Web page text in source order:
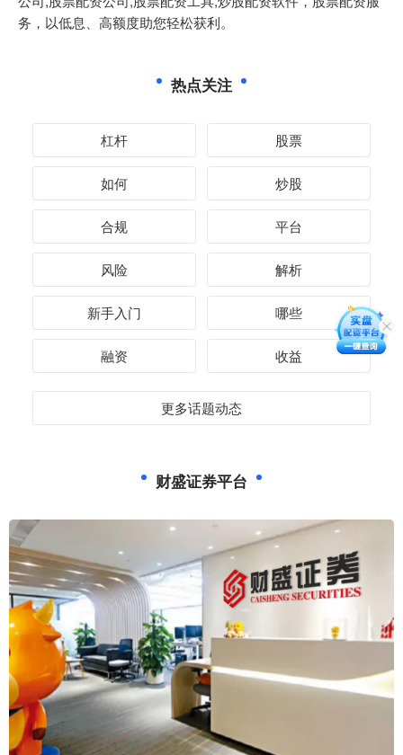
务，以低息、高额度助您轻松获利。
热点关注
杠杆 股票
如何 炒股
合规 平台
风险 解析
新手入门 哪些
融资 收益
更多话题动态
财盛证券平台